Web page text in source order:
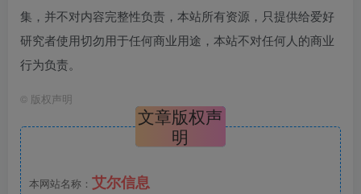
集，并不对内容完整性负责，本站所有资源，只提供给爱好
研究者使用切勿用于任何商业用途，本站不对任何人的商业
行为负责。
© 版权声明
文章版权声
明
本网站名称： 艾尔信息